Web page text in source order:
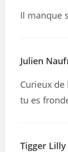
Il manque
Julien
Curieux de
tu es
Tigger Lilly